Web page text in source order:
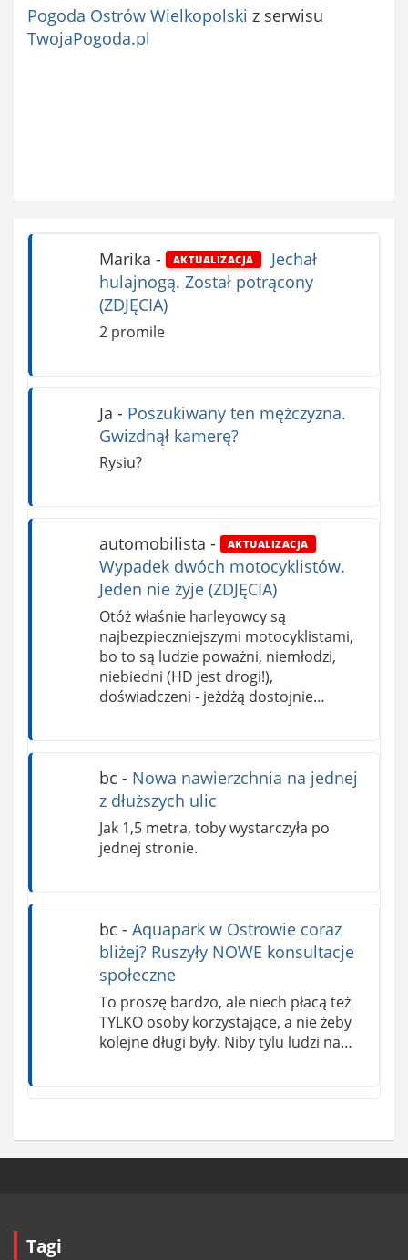
Pogoda Ostrów Wielkopolski z serwisu
TwojaPogoda.pl
Marika - AKTUALIZACJA
Jechał
hulajnogą. Został potrącony
(ZDJĘCIA)
2 promile
Ja - Poszukiwany ten mężczyzna.
Gwizdnął kamerę?
Rysiu?
automobilista - AKTUALIZACJA
Wypadek dwóch motocyklistów.
Jeden nie żyje (ZDJĘCIA)
Otóż właśnie harleyowcy są
najbezpieczniejszymi motocyklistami,
bo to są ludzie poważni, niemłodzi,
niebiedni (HD jest drogi!),
doświadczeni - jeżdżą dostojnie…
bc - Nowa nawierzchnia na jednej
z dłuższych ulic
Jak 1,5 metra, toby wystarczyła po
jednej stronie.
bc - Aquapark w Ostrowie coraz
bliżej? Ruszyły NOWE konsultacje
społeczne
To proszę bardzo, ale niech płacą też
TYLKO osoby korzystające, a nie żeby
kolejne długi były. Niby tylu ludzi na…
Tagi